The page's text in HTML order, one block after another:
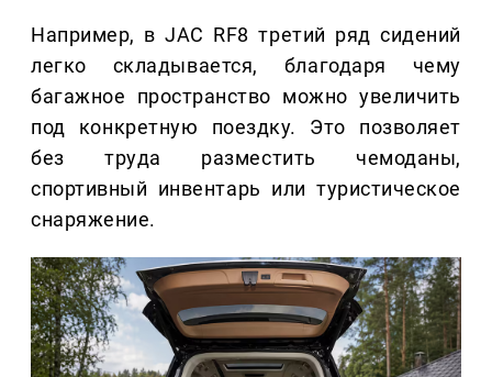
Например, в JAC RF8 третий ряд сидений
легко складывается, благодаря чему
багажное пространство можно увеличить
под конкретную поездку. Это позволяет
без труда разместить чемоданы,
спортивный инвентарь или туристическое
снаряжение.